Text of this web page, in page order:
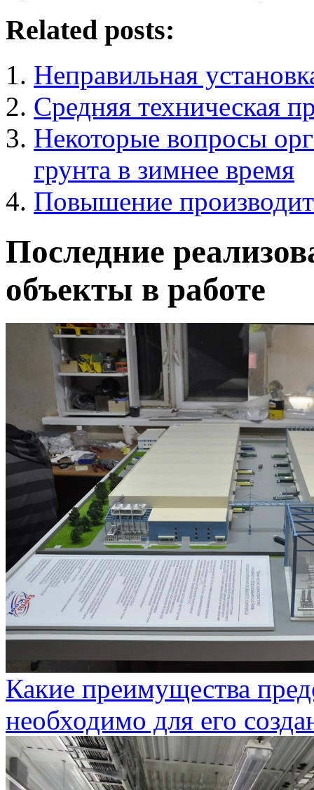
Related posts:
Неправильная
Средняя техническая
Некоторые вопросы
грунта в зимнее время
Повышение
Последние
объекты в работе
Какие преимущества
необходимо для его